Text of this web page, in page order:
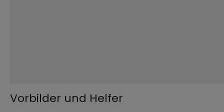
Vorbilder und Helfer